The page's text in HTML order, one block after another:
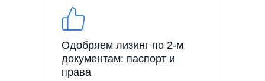
Одобряем лизинг по 2-м
документам: паспорт и
права